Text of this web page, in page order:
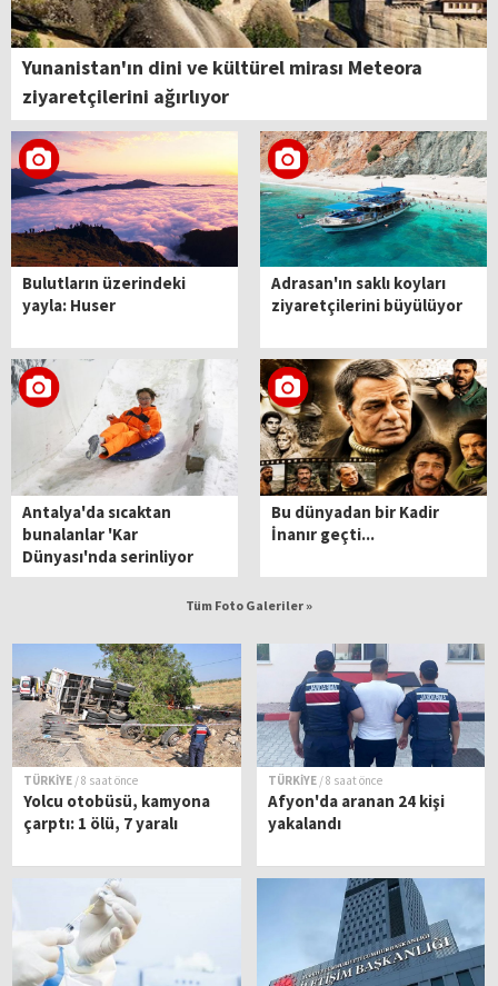
Yunanistan'ın dini ve kültürel mirası Meteora
ziyaretçilerini ağırlıyor
Bulutların üzerindeki
yayla: Huser
Adrasan'ın saklı koyları
ziyaretçilerini büyülüyor
Antalya'da sıcaktan
bunalanlar 'Kar
Dünyası'nda serinliyor
Bu dünyadan bir Kadir
İnanır geçti...
Tüm Foto Galeriler »
TÜRKİYE / 8 saat önce
Yolcu otobüsü, kamyona
çarptı: 1 ölü, 7 yaralı
TÜRKİYE / 8 saat önce
Afyon'da aranan 24 kişi
yakalandı